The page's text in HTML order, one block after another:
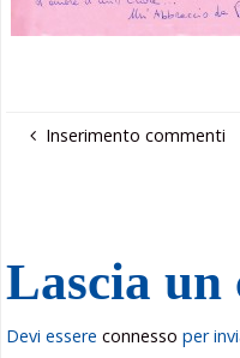
Inserimento commenti
Lascia un
Devi essereconnesso per